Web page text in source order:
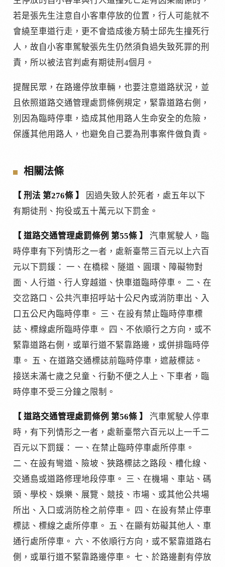
若是張先生注意自小客車停放的位置，行人可能就不
會繞至車道行走，更不會造成後方騎士邱先生撞死行
人，故自小客車駕駛張先生仍然須負過失致死罪的刑
責，所以被法官判處有期徒刑4個月。
提醒民眾，在路邊停放車輛，也要注意道路狀況，並
且依照道路交通管理處罰條例規定，緊靠道路右側，
別因為臨時停車，造成其他用路人生命安全的危險，
保護其他用路人，也避免自己要為刑事案件做負責。
相關法條
【 刑法 第276條 】
因過失致人於死者，處五年以下
有期徒刑、拘役或五十萬元以下罰金。
【 道路交通管理處罰條例 第55條 】
汽車駕駛人，臨
時停車有下列情形之一者，處新臺幣三百元以上六百
元以下罰鍰： 一、在橋樑、隧道、圓環、障礙物對
面、人行道、行人穿越道、快車道臨時停車。 二、在
交岔路口、公共汽車招呼站十公尺內或消防車出、入
口五公尺內臨時停車。 三、在設有禁止臨時停車標
誌、標線處所臨時停車。 四、不依順行之方向，或不
緊靠道路右側，或單行道不緊靠路邊，或併排臨時停
車。 五、在道路交通標誌前臨時停車，遮蔽標誌。
接送未滿七歲之兒童、行動不便之人上、下車者，臨
時停車不受三分鐘之限制。
【 道路交通管理處罰條例 第56條 】
汽車駕駛人停車
時，有下列情形之一者，處新臺幣六百元以上一千二
百元以下罰鍰： 一、在禁止臨時停車處所停車。
二、在設有彎道、險坡、狹路標誌之路段、槽化線、
交通島或道路修理地段停車。 三、在機場、車站、碼
頭、學校、娛樂、展覽、競技、市場、或其他公共場
所出、入口或消防栓之前停車。 四、在設有禁止停車
標誌、標線之處所停車。 五、在顯有妨礙其他人、車
通行處所停車。 六、不依順行方向，或不緊靠道路右
側，或單行道不緊靠路邊停車。 七、於路邊劃有停放